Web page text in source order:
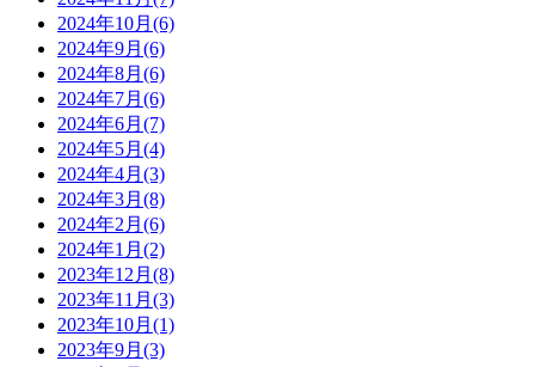
2024年10月(6)
2024年9月(6)
2024年8月(6)
2024年7月(6)
2024年6月(7)
2024年5月(4)
2024年4月(3)
2024年3月(8)
2024年2月(6)
2024年1月(2)
2023年12月(8)
2023年11月(3)
2023年10月(1)
2023年9月(3)